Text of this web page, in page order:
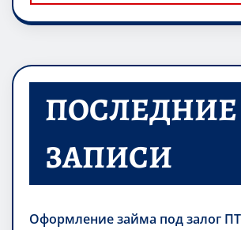
ПОСЛЕДНИЕ
ЗАПИСИ
Оформление займа под залог